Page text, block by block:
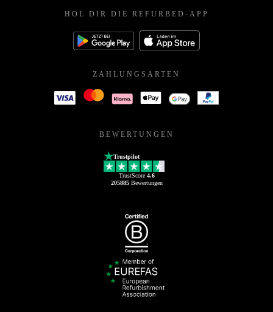
HOL DIR DIE REFURBED-APP
ZAHLUNGSARTEN
BEWERTUNGEN
Trustpilot
TrustScore 4.6
205885Bewertungen